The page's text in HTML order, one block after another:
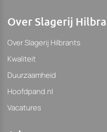
Over Slagerij
Over Slagerij Hilbrants
Kwaliteit
Duurzaamheid
Hoofdpand.nl
Vacatures